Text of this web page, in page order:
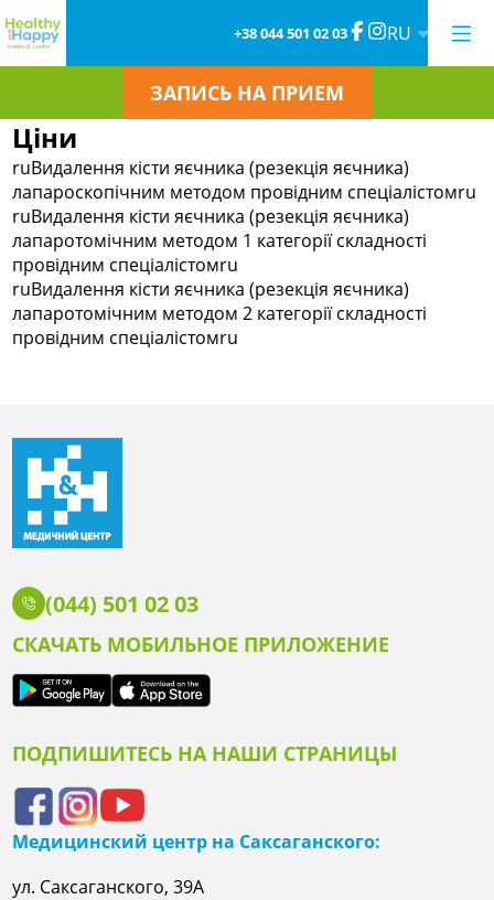
+38 044 501 02 03 RU
ЗАПИСЬ НА ПРИЕМ
Ціни
ruВидалення кісти яєчника (резекція яєчника)
лапароскопічним методом провідним спеціалістомru
ruВидалення кісти яєчника (резекція яєчника)
лапаротомічним методом 1 категорії складності
провідним спеціалістомru
ruВидалення кісти яєчника (резекція яєчника)
лапаротомічним методом 2 категорії складності
провідним спеціалістомru
(044) 501 02 03
СКАЧАТЬ МОБИЛЬНОЕ ПРИЛОЖЕНИЕ
ПОДПИШИТЕСЬ НА НАШИ СТРАНИЦЫ
Медицинский центр на Саксаганского:
ул. Саксаганского, 39А